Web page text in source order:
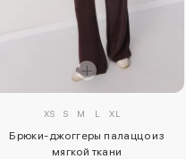
XS S M L XL
Брюки-джоггеры палаццо из
мягкой ткани